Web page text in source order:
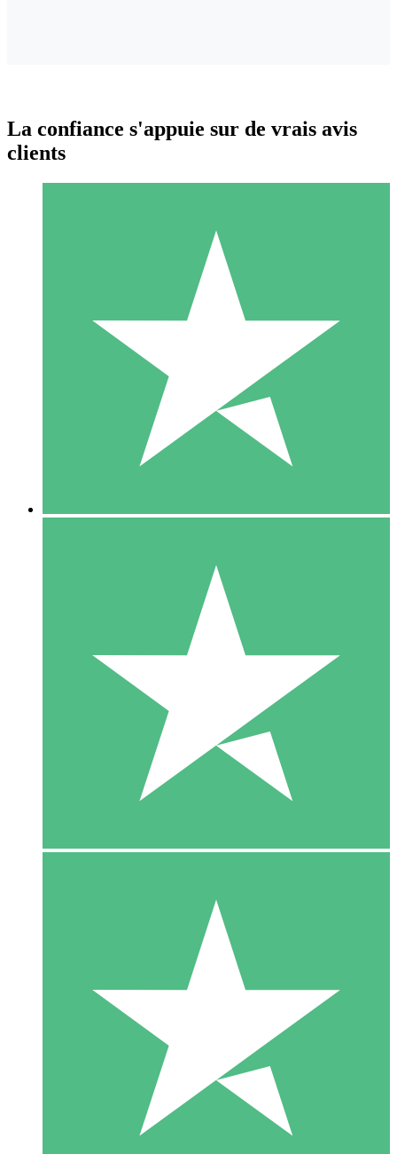
Packs de Crédits Individuels
Payez à l'utilisation avec des crédits de téléchargement. Sans
1 Téléchargement
10 00
10 Téléchargements
20 00
La confiance s'appuie sur de vrais avis
clients